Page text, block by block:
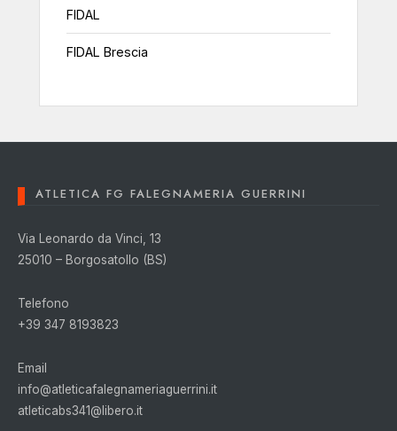
FIDAL
FIDAL Brescia
ATLETICA FG FALEGNAMERIA GUERRINI
Via Leonardo da Vinci, 13
25010 – Borgosatollo (BS)
Telefono
+39 347 8193823
Email
info@atleticafalegnameriaguerrini.it
atleticabs341@libero.it